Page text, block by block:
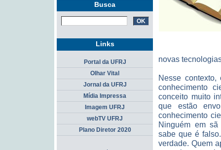
novas
Nesse
conhecimento
conceito muito
que estão
conhecimento
Ninguém em sã
sabe que é
verdade. Quem
Busca
Links
Portal da UFRJ
Olhar Vital
Jornal da UFRJ
Mídia Impressa
Imagem UFRJ
webTV UFRJ
Plano Diretor 2020